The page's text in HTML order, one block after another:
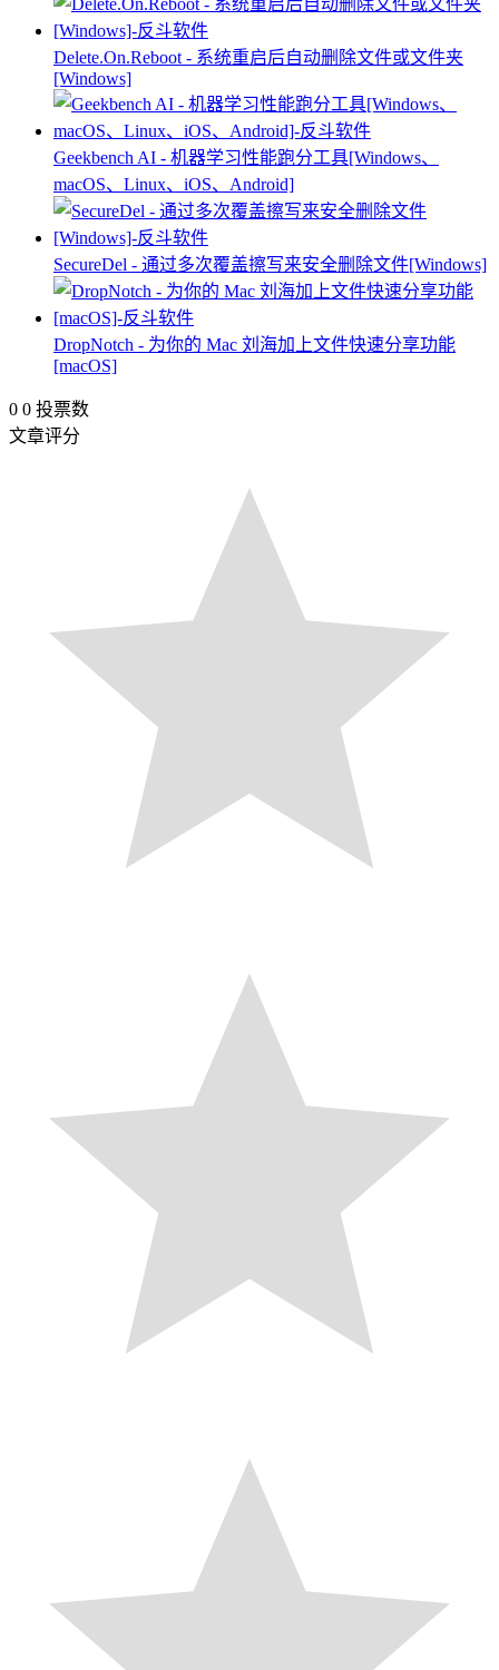
Delete.On.Reboot - 系统重启后自动删除文件或文件夹
[Windows]
Geekbench AI - 机器学习性能跑分工具[Windows、
macOS、Linux、iOS、Android]
SecureDel - 通过多次覆盖擦写来安全删除文件[Windows]
DropNotch - 为你的 Mac 刘海加上文件快速分享功能
[macOS]
0 0 投票数
文章评分